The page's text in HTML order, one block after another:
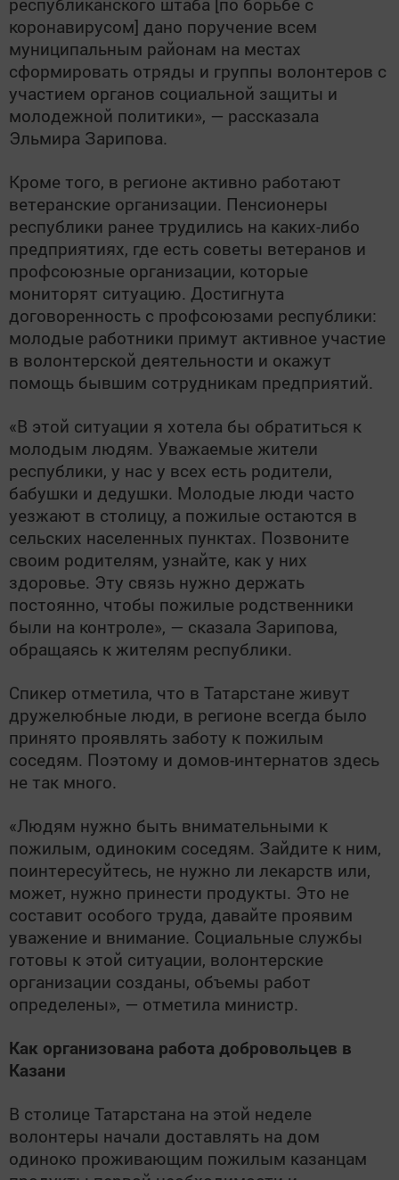
коронавирусом] дано поручение всем
муниципальным районам на местах
сформировать отряды и группы волонтеров с
участием органов социальной защиты и
молодежной политики», — рассказала
Эльмира Зарипова.
Кроме того, в регионе активно работают
ветеранские организации. Пенсионеры
республики ранее трудились на каких-либо
предприятиях, где есть советы ветеранов и
профсоюзные организации, которые
мониторят ситуацию. Достигнута
договоренность с профсоюзами республики:
молодые работники примут активное участие
в волонтерской деятельности и окажут
помощь бывшим сотрудникам предприятий.
«В этой ситуации я хотела бы обратиться к
молодым людям. Уважаемые жители
республики, у нас у всех есть родители,
бабушки и дедушки. Молодые люди часто
уезжают в столицу, а пожилые остаются в
сельских населенных пунктах. Позвоните
своим родителям, узнайте, как у них
здоровье. Эту связь нужно держать
постоянно, чтобы пожилые родственники
были на контроле», — сказала Зарипова,
обращаясь к жителям республики.
Спикер отметила, что в Татарстане живут
дружелюбные люди, в регионе всегда было
принято проявлять заботу к пожилым
соседям. Поэтому и домов-интернатов здесь
не так много.
«Людям нужно быть внимательными к
пожилым, одиноким соседям. Зайдите к ним,
поинтересуйтесь, не нужно ли лекарств или,
может, нужно принести продукты. Это не
составит особого труда, давайте проявим
уважение и внимание. Социальные службы
готовы к этой ситуации, волонтерские
организации созданы, объемы работ
определены», — отметила министр.
Как организована работа добровольцев в
Казани
В столице Татарстана на этой неделе
волонтеры начали доставлять на дом
одиноко проживающим пожилым казанцам